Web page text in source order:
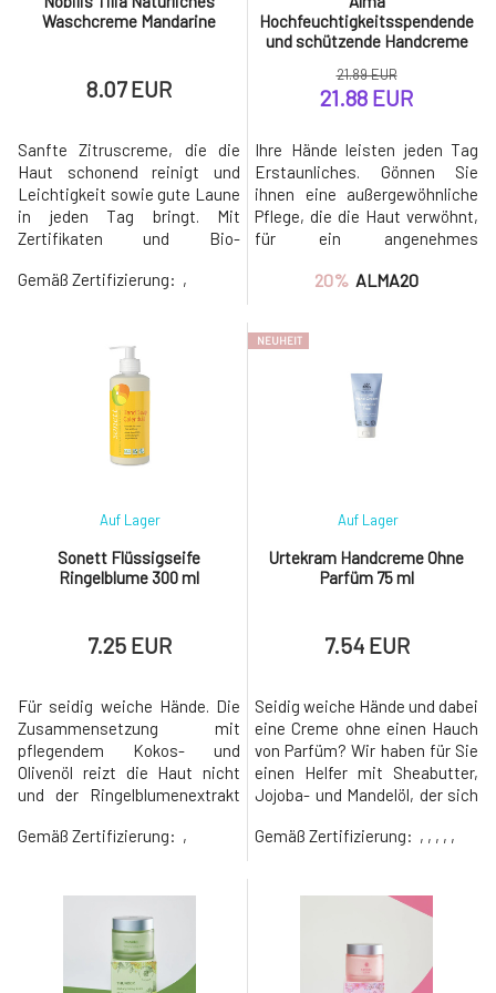
Waschcreme Mandarine
8.07 EUR
Sanfte Zitruscreme, die die
Haut schonend reinigt und
Leichtigkeit sowie gute Laune
in jeden Tag bringt. Mit
Zertifikaten und Bio-
der Herstellung als auch in den
aromatherapeutische
Kosmetik Aus der
Böhmischen Schweiz seit
1994. Wirkungen Er ist für die
Gemäß Zertifizierung: ,
Hochfeuchtigkeitsspendende
und schützende Handcreme
65 ml
21.89 EUR
21.88 EUR
Ihre Hände leisten jeden Tag
Erstaunliches. Gönnen Sie
ihnen eine außergewöhnliche
Pflege, die die Haut verwöhnt,
für ein angenehmes
gleichzeitig die natürliche
Hauch von
Einzigartigkeit enthält frische
Zellen der Centella asiatica, die
für ihre regenerierenden
20% ALMA20
Sonett Flüssigseife
Ringelblume 300 ml
Auf Lager
7.25 EUR
Für seidig weiche Hände. Die
Zusammensetzung mit
pflegendem Kokos- und
Olivenöl reizt die Haut nicht
und der Ringelblumenextrakt
verbessert ihre Regeneration.
aufbewahren. Bei
versehentlicher Einnahme
einen Arzt aufsuchen. Kann
Gemäß Zertifizierung: ,
NEUHEIT
Urtekram Handcreme Ohne
Parfüm 75 ml
Auf Lager
7.54 EUR
Seidig weiche Hände und dabei
eine Creme ohne einen Hauch
von Parfüm? Wir haben für Sie
einen Helfer mit Sheabutter,
Jojoba- und Mandelöl, der sich
und beanspruchte Haut der
kümmert.Anwendung: Tragen
angemessener Menge auf die
Haut auf und massieren Sie
Gemäß Zertifizierung: , , , , ,